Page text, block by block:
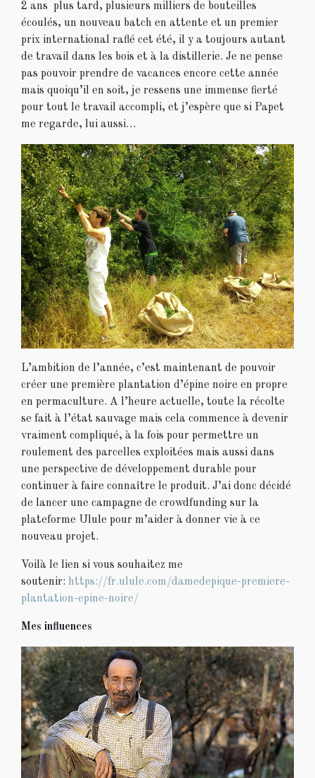
2 ans plus tard, plusieurs milliers de bouteilles
écoulés, un nouveau batch en attente et un premier
prix international raflé cet été, il y a toujours autant
de travail dans les bois et à la distillerie. Je ne pense
pas pouvoir prendre de vacances encore cette année
mais quoiqu’il en soit, je ressens une immense fierté
pour tout le travail accompli, et j’espère que si Papet
me regarde, lui aussi…
L’ambition de l’année, c’est maintenant de pouvoir
créer une première plantation d’épine noire en propre
en permaculture. A l’heure actuelle, toute la récolte
se fait à l’état sauvage mais cela commence à devenir
vraiment compliqué, à la fois pour permettre un
roulement des parcelles exploitées mais aussi dans
une perspective de développement durable pour
continuer à faire connaître le produit. J’ai donc décidé
de lancer une campagne de crowdfunding sur la
plateforme Ulule pour m’aider à donner vie à ce
nouveau projet.
Voilà le lien si vous souhaitez me
soutenir: https://fr.ulule.com/damedepique-premiere-
plantation-epine-noire/
Mes influences